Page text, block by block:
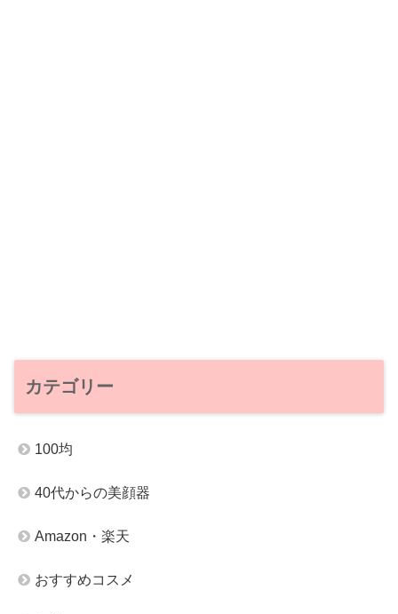
カテゴリー
100均
40代からの美顔器
Amazon・楽天
おすすめコスメ